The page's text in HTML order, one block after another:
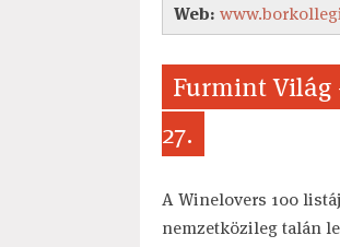
Web:
Furmint Világ
27.
A Winelovers 100
nemzetközileg talán